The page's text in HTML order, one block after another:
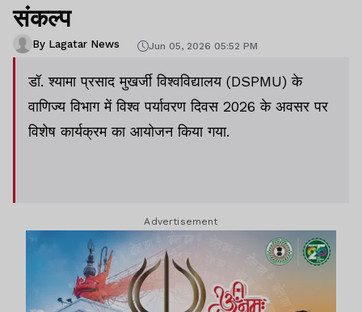
संकल्प
By Lagatar News Jun 05, 2026 05:52 PM
डॉ. श्यामा प्रसाद मुखर्जी विश्वविद्यालय (DSPMU) के
वाणिज्य विभाग में विश्व पर्यावरण दिवस 2026 के अवसर पर
विशेष कार्यक्रम का आयोजन किया गया.
Advertisement